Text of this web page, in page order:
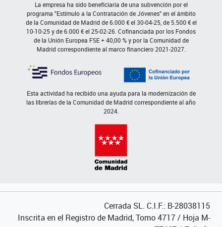
La empresa ha sido beneficiaria de una subvención por el
programa "Estímulo a la Contratación de Jóvenes" en el ámbito
de la Comunidad de Madrid de 6.000 € el 30-04-25, de 5.500 € el
10-10-25 y de 6.000 € el 25-02-26. Cofinanciada por los Fondos
de la Unión Europea FSE + 40,00 % y por la Comunidad de
Madrid correspondiente al marco financiero 2021-2027.
Esta actividad ha recibido una ayuda para la modernización de
las librerías de la Comunidad de Madrid correspondiente al año
2024.
Cerrada SL. C.I.F.: B-28038115
Inscrita en el Registro de Madrid, Tomo 4717 / Hoja M-